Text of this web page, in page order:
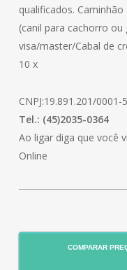
qualificados.
(canil para cachorro
visa/master/Cabal de
10 x
CNPJ:19.891.201/0001-
Tel.: (45)2035-0364
Ao ligar diga que você
Online
COMPARAR